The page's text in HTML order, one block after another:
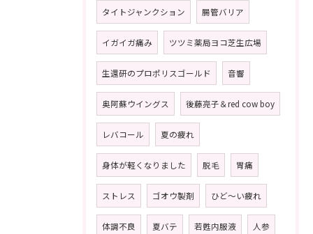
タイトジャンクション 腸管バリア
イガイガ痛み ツツミ薬局ヨコ芝生広場
生還研のプロポリスゴールド 音響
奥阿蘇ウイングス 後藤亮子＆red cow boy
レバコール 夏の疲れ
身体が軽くなりました 脱毛 胃痛
ストレス ゴオウ製剤 ひど〜い疲れ
体調不良 夏バテ 若甦内服液 人参